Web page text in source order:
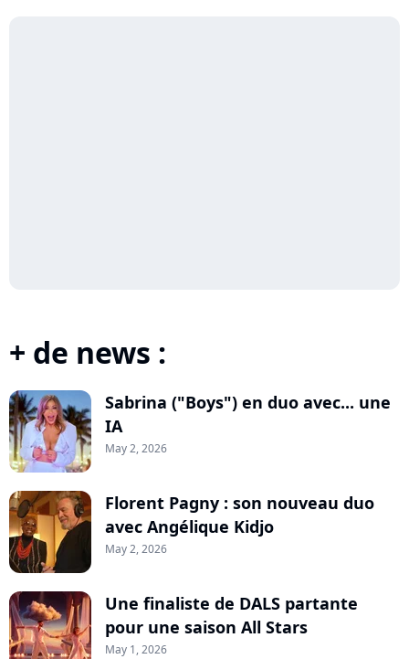
+ de news :
Sabrina ("Boys") en duo avec... une
IA
May 2, 2026
Florent Pagny : son nouveau duo
avec Angélique Kidjo
May 2, 2026
Une finaliste de DALS partante
pour une saison All Stars
May 1, 2026